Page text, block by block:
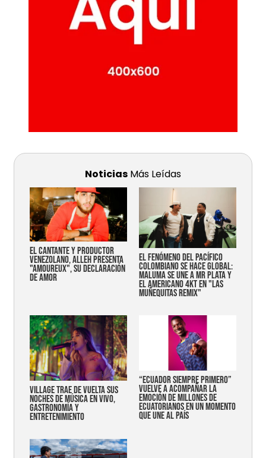
Noticias Más Leídas
EL CANTANTE Y PRODUCTOR
VENEZOLANO, ALLEH PRESENTA
"AMOUREUX", SU DECLARACIÓN
DE AMOR
EL FENÓMENO DEL PACÍFICO
COLOMBIANO SE HACE GLOBAL:
MALUMA SE UNE A MR PLATA Y
EL AMERICANO 4KT EN "LAS
MUÑEQUITAS REMIX"
Village trae de vuelta sus
noches de música en vivo,
gastronomía y
entretenimiento
“Ecuador siempre primero”
vuelve a acompañar la
emoción de millones de
ecuatorianos en un momento
que une al país